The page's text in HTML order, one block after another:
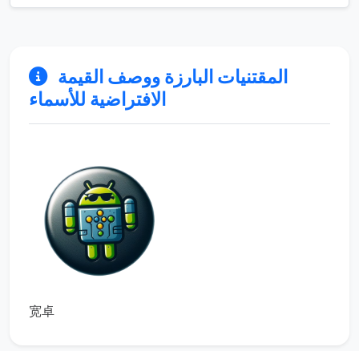
الافتراضية للأسماء
宽卓